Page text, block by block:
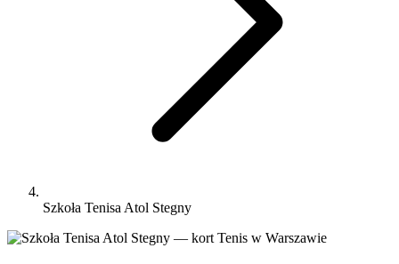
Szkoła Tenisa Atol Stegny